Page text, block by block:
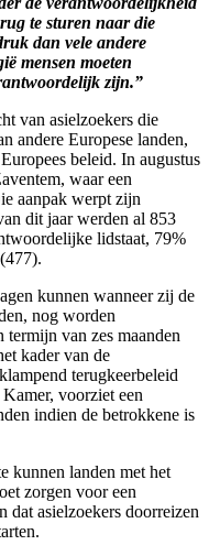
te sturen naar die
dan vele andere
mensen moeten
zijn.”
van asielzoekers die
andere Europese landen,
beleid. In augustus
waar een
aanpak werpt zijn
dit jaar werden al 853
lidstaat, 79%
kunnen wanneer zij de
nog worden
termijn van zes maanden
kader van de
terugkeerbeleid
voorziet een
indien de betrokkene is
kunnen landen met het
zorgen voor een
dat asielzoekers doorreizen